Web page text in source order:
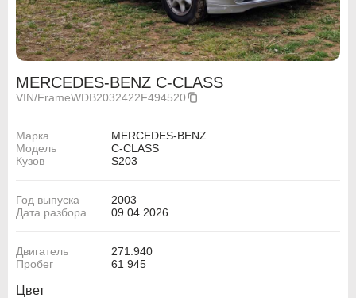
MERCEDES-BENZ C-CLASS
VIN/FrameWDB2032422F494520
Марка
MERCEDES-BENZ
Модель
C-CLASS
Кузов
S203
Год выпуска
2003
Дата разбора
09.04.2026
Двигатель
271.940
Пробег
61 945
Цвет